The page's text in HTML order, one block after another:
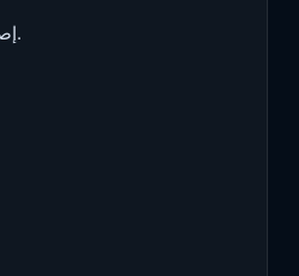
إصلاحات وتحسينات مختلفة.